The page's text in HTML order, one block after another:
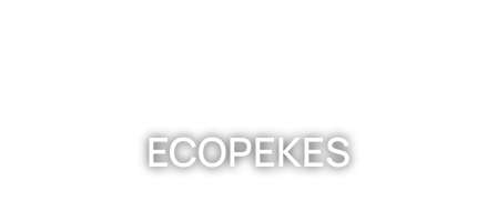
ECOPEKES